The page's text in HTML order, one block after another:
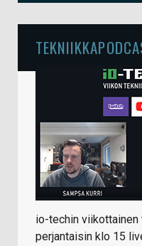
io-techin
perjantaisin klo 15